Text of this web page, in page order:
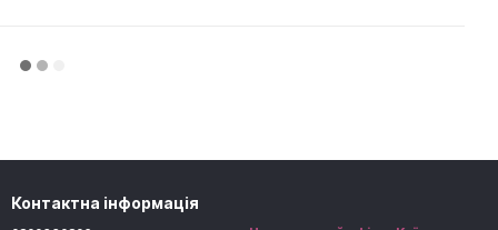
Контактна інформація